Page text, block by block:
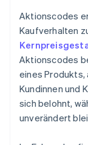
Aktionscodes
Kaufverhalten
Aktionscodes
eines
Kundinnen und
sich belohnt,
unverändert